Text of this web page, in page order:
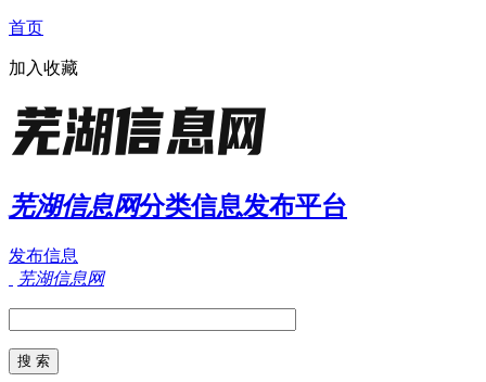
首页
加入收藏
芜湖信息网分类信息发布平台
发布信息
芜湖信息网